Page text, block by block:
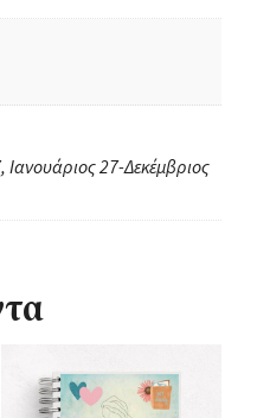
27-Δεκέμβριος